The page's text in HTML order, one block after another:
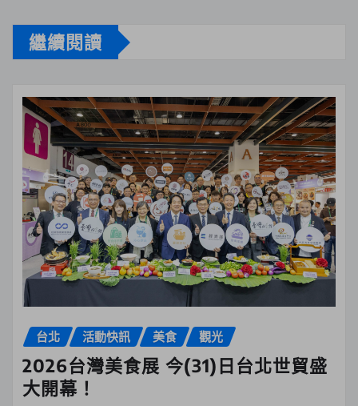
繼續閱讀
台北 活動快訊 美食 觀光
2026台灣美食展 今(31)日台北世貿盛
大開幕！